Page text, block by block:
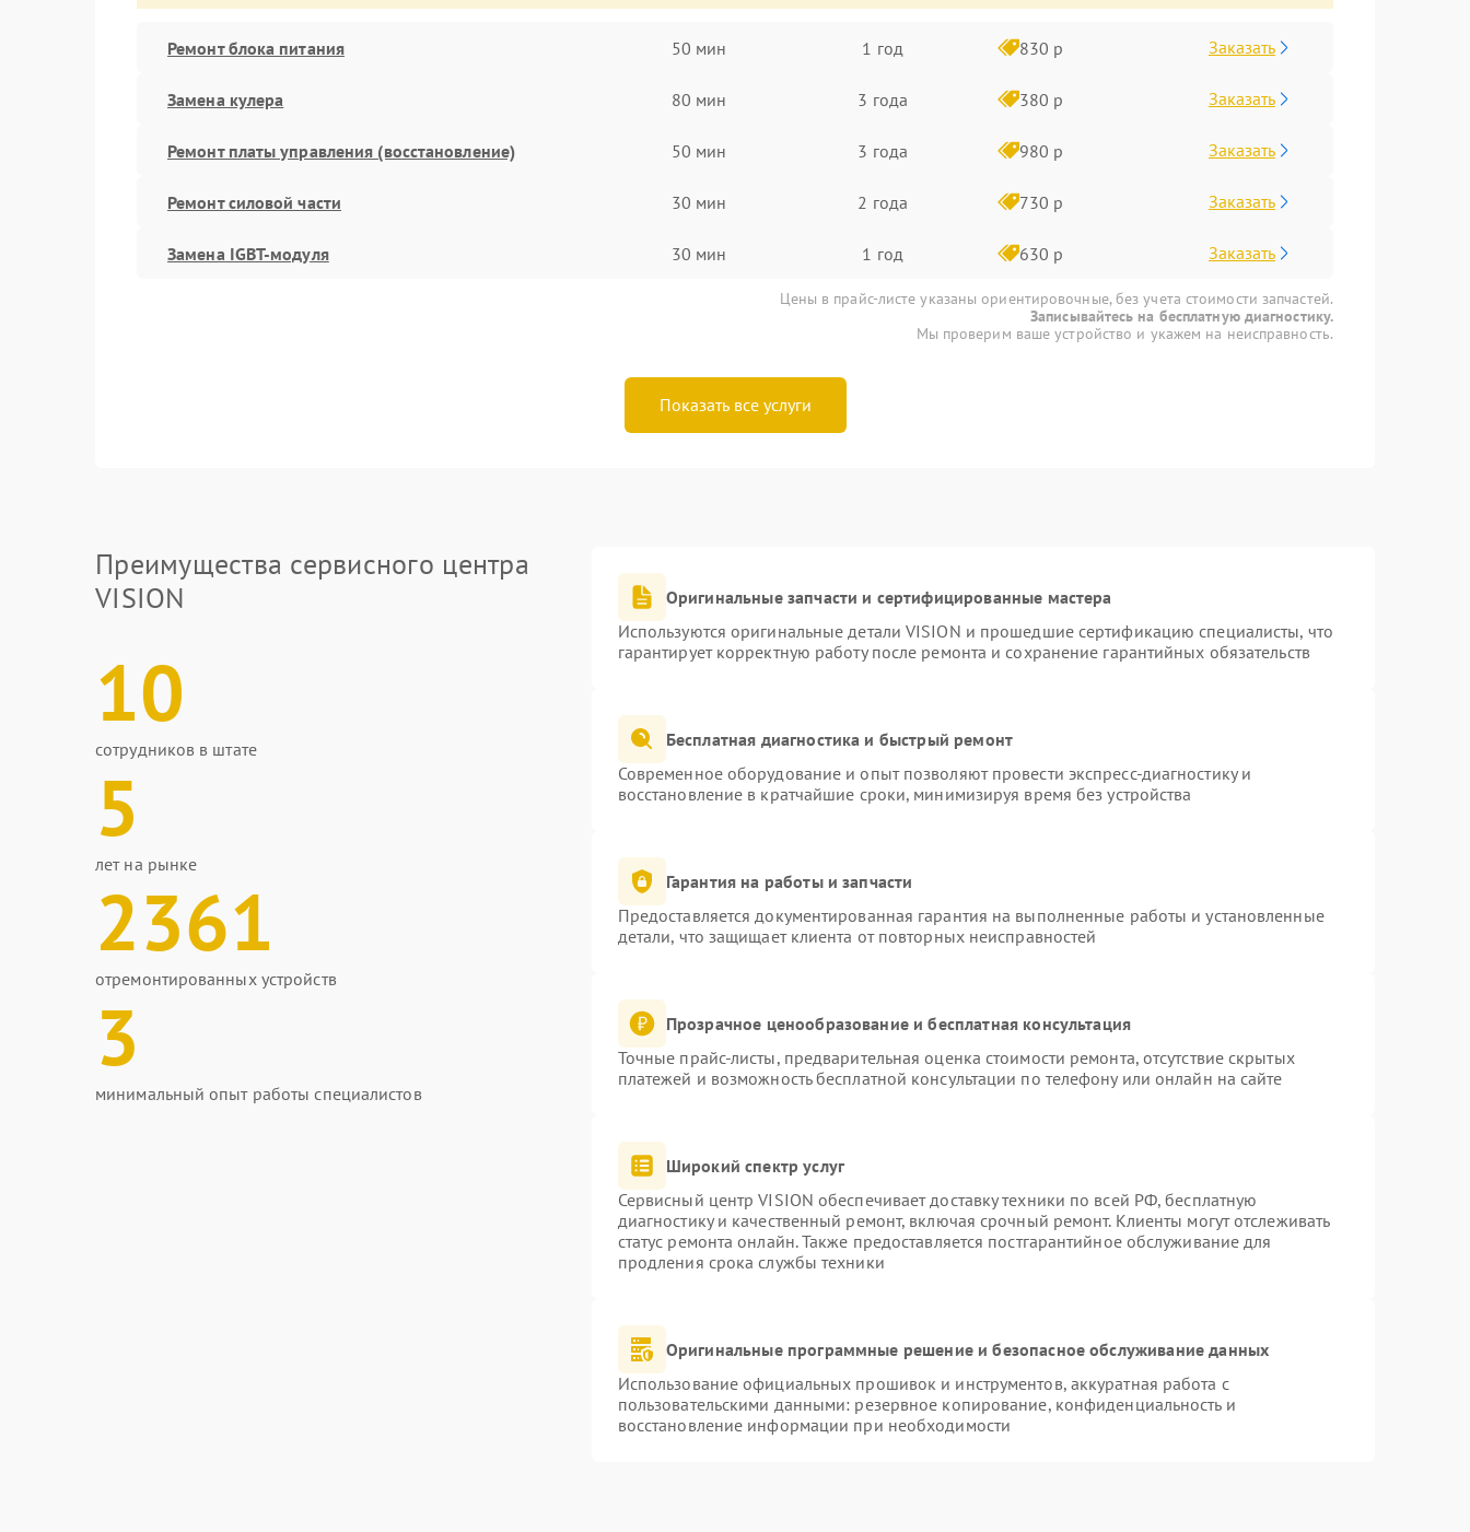
Ремонт блока питания 50 мин 1 год 830 р Заказать
Замена кулера 80 мин 3 года 380 р Заказать
Ремонт платы управления (восстановление) 50 мин 3 года 980 р Заказать
Ремонт силовой части 30 мин 2 года 730 р Заказать
Замена IGBT-модуля 30 мин 1 год 630 р Заказать
Цены в прайс-листе указаны ориентировочные, без учета стоимости запчастей.
Записывайтесь на бесплатную диагностику.
Мы проверим ваше устройство и укажем на неисправность.
Показать все услуги
Преимущества сервисного центра
VISION
10
сотрудников в штате
5
лет на рынке
2361
отремонтированных устройств
3
минимальный опыт работы специалистов
Оригинальные запчасти и сертифицированные мастера
Используются оригинальные детали VISION и прошедшие сертификацию специалисты, что
гарантирует корректную работу после ремонта и сохранение гарантийных обязательств
Бесплатная диагностика и быстрый ремонт
Современное оборудование и опыт позволяют провести экспресс-диагностику и
восстановление в кратчайшие сроки, минимизируя время без устройства
Гарантия на работы и запчасти
Предоставляется документированная гарантия на выполненные работы и установленные
детали, что защищает клиента от повторных неисправностей
Прозрачное ценообразование и бесплатная консультация
Точные прайс-листы, предварительная оценка стоимости ремонта, отсутствие скрытых
платежей и возможность бесплатной консультации по телефону или онлайн на сайте
Широкий спектр услуг
Сервисный центр VISION обеспечивает доставку техники по всей РФ, бесплатную
диагностику и качественный ремонт, включая срочный ремонт. Клиенты могут отслеживать
статус ремонта онлайн. Также предоставляется постгарантийное обслуживание для
продления срока службы техники
Оригинальные программные решение и безопасное обслуживание данных
Использование официальных прошивок и инструментов, аккуратная работа с
пользовательскими данными: резервное копирование, конфиденциальность и
восстановление информации при необходимости